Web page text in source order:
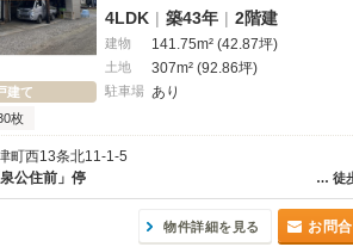
建て
枚
4LDK | 築43年 | 2階建
建物 141.75m² (42.87坪)
土地 307m² (92.86坪)
駐車場 あり
町西13条北11-1-5
… 徒
泉公住前」停
物件詳細を見る お問